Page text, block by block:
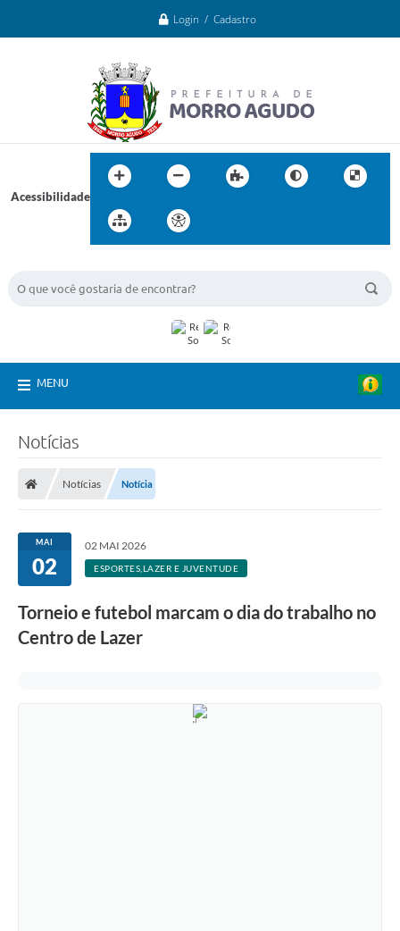
Login / Cadastro
Acessibilidade
MENU
Notícias
Notícias Notícia
MAI
02
02 MAI 2026
ESPORTES,LAZER E JUVENTUDE
Torneio e futebol marcam o dia do trabalho no
Centro de Lazer